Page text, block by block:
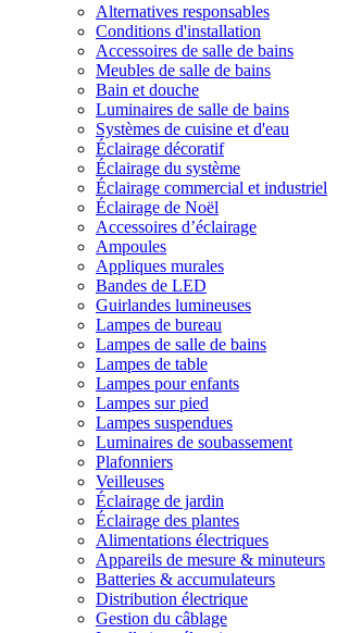
Alternatives responsables
Conditions d'installation
Accessoires de salle de bains
Meubles de salle de bains
Bain et douche
Luminaires de salle de bains
Systèmes de cuisine et d'eau
Éclairage décoratif
Éclairage du système
Éclairage commercial et industriel
Éclairage de Noël
Accessoires d’éclairage
Ampoules
Appliques murales
Bandes de LED
Guirlandes lumineuses
Lampes de bureau
Lampes de salle de bains
Lampes de table
Lampes pour enfants
Lampes sur pied
Lampes suspendues
Luminaires de soubassement
Plafonniers
Veilleuses
Éclairage de jardin
Éclairage des plantes
Alimentations électriques
Appareils de mesure & minuteurs
Batteries & accumulateurs
Distribution électrique
Gestion du câblage